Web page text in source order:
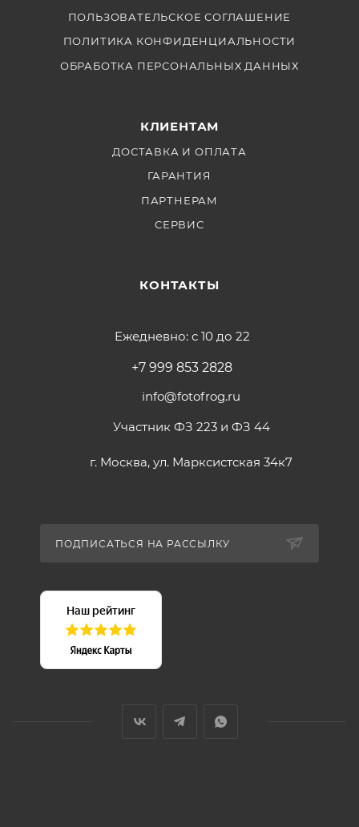
ПОЛЬЗОВАТЕЛЬСКОЕ СОГЛАШЕНИЕ
ПОЛИТИКА КОНФИДЕНЦИАЛЬНОСТИ
ОБРАБОТКА ПЕРСОНАЛЬНЫХ ДАННЫХ
КЛИЕНТАМ
ДОСТАВКА И ОПЛАТА
ГАРАНТИЯ
ПАРТНЕРАМ
СЕРВИС
КОНТАКТЫ
Ежедневно: с 10 до 22
+7 999 853 2828
info@fotofrog.ru
Участник ФЗ 223 и ФЗ 44
г. Москва, ул. Марксистская 34к7
ПОДПИСАТЬСЯ НА РАССЫЛКУ